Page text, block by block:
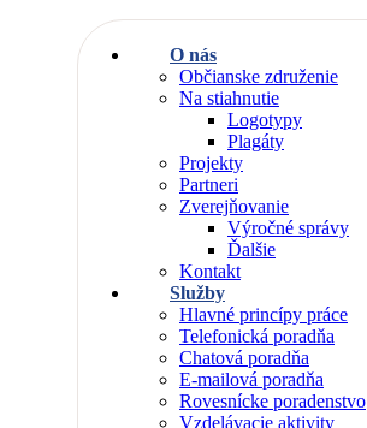
O nás
Občianske združenie
Na stiahnutie
Logotypy
Plagáty
Projekty
Partneri
Zverejňovanie
Výročné správy
Ďalšie
Kontakt
Služby
Hlavné princípy práce
Telefonická poradňa
Chatová poradňa
E-mailová poradňa
Rovesnícke poradenstvo
Vzdelávacie aktivity